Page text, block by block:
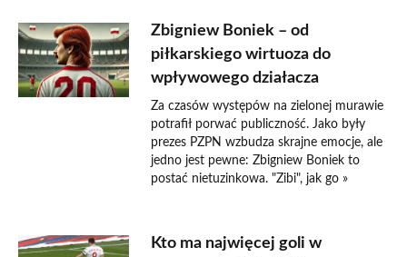
Zbigniew Boniek – od
piłkarskiego wirtuoza do
wpływowego działacza
Za czasów występów na zielonej murawie
potrafił porwać publiczność. Jako były
prezes PZPN wzbudza skrajne emocje, ale
jedno jest pewne: Zbigniew Boniek to
postać nietuzinkowa. "Zibi", jak go »
Kto ma najwięcej goli w